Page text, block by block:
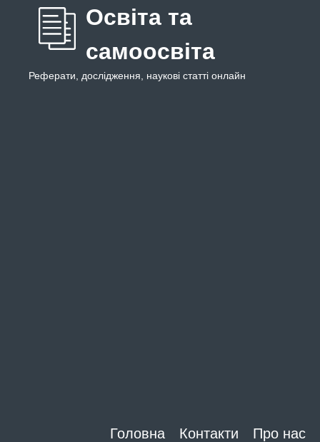
Освіта та
самоосвіта
Реферати, дослідження, наукові статті онлайн
Головна Контакти Про нас